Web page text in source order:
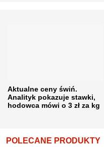
Aktualne ceny świń.
Analityk pokazuje stawki,
hodowca mówi o 3 zł za kg
POLECANE PRODUKTY